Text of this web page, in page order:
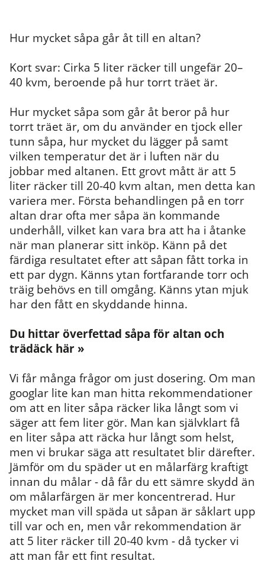
Hur mycket såpa går åt till en altan?
Kort svar: Cirka 5 liter räcker till ungefär 20–
40 kvm, beroende på hur torrt träet är.
Hur mycket såpa som går åt beror på hur
torrt träet är, om du använder en tjock eller
tunn såpa, hur mycket du lägger på samt
vilken temperatur det är i luften när du
jobbar med altanen. Ett grovt mått är att 5
liter räcker till 20-40 kvm altan, men detta kan
variera mer. Första behandlingen på en torr
altan drar ofta mer såpa än kommande
underhåll, vilket kan vara bra att ha i åtanke
när man planerar sitt inköp. Känn på det
färdiga resultatet efter att såpan fått torka in
ett par dygn. Känns ytan fortfarande torr och
träig behövs en till omgång. Känns ytan mjuk
har den fått en skyddande hinna.
Du hittar överfettad såpa för altan och
trädäck här »
Vi får många frågor om just dosering. Om man
googlar lite kan man hitta rekommendationer
om att en liter såpa räcker lika långt som vi
säger att fem liter gör. Man kan självklart få
en liter såpa att räcka hur långt som helst,
men vi brukar säga att resultatet blir därefter.
Jämför om du späder ut en målarfärg kraftigt
innan du målar - då får du ett sämre skydd än
om målarfärgen är mer koncentrerad. Hur
mycket man vill späda ut såpan är såklart upp
till var och en, men vår rekommendation är
att 5 liter räcker till 20-40 kvm - då tycker vi
att man får ett fint resultat.